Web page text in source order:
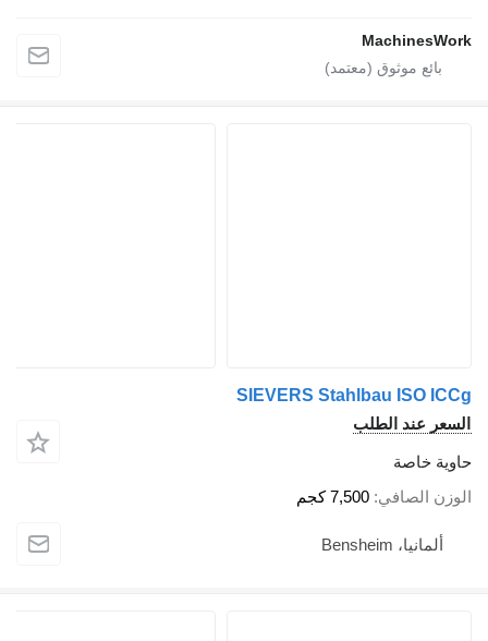
MachinesWork
SIEVERS Stahlbau ISO ICCg
السعر عند الطلب
حاوية خاصة
الوزن الصافي 7,500 كجم
ألمانيا، Bensheim